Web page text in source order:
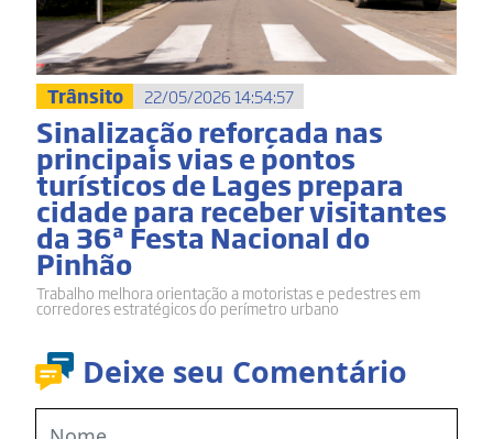
Deixe seu Comentário
Trânsito 22/05/2026 14:54:57
Sinalização reforçada nas
principais vias e pontos
turísticos de Lages prepara
cidade para receber visitantes
da 36ª Festa Nacional do
Pinhão
Trabalho melhora orientação a motoristas e pedestres em
corredores estratégicos do perímetro urbano